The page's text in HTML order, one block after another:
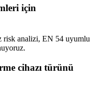
için
risk analizi, EN 54 uyumlu
cihazı türünü